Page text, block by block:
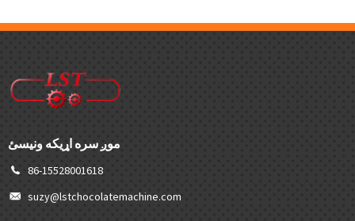
موږ سره اړیکه ونیسئ
86-15528001618
suzy@lstchocolatemachine.com